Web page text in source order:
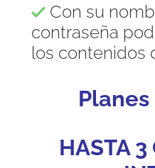
Con su
contraseña
los contenidos
HASTA 3